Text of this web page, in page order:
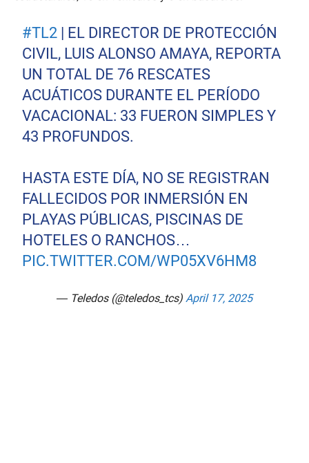
#TL2 | EL DIRECTOR DE PROTECCIÓN
CIVIL, LUIS ALONSO AMAYA, REPORTA
UN TOTAL DE 76 RESCATES
ACUÁTICOS DURANTE EL PERÍODO
VACACIONAL: 33 FUERON SIMPLES Y
43 PROFUNDOS.
HASTA ESTE DÍA, NO SE REGISTRAN
FALLECIDOS POR INMERSIÓN EN
PLAYAS PÚBLICAS, PISCINAS DE
HOTELES O RANCHOS…
PIC.TWITTER.COM/WP05XV6HM8
— Teledos (@teledos_tcs) April 17, 2025